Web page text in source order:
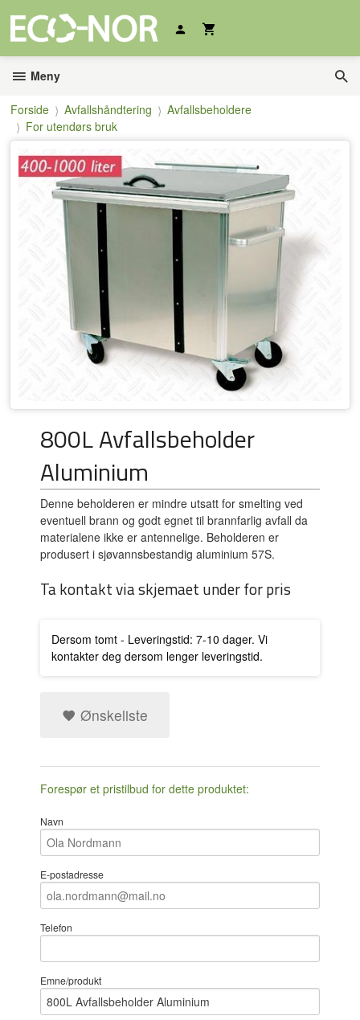
innholdet
Meny
Forside Avfallshåndtering
Avfallsbeholdere
For utendørs bruk
800L Avfallsbeholder
Aluminium
Denne beholderen er mindre utsatt for smelting ved
eventuell brann og godt egnet til brannfarlig avfall da
materialene ikke er antennelige. Beholderen er
produsert i sjøvannsbestandig aluminium 57S.
Ta kontakt via skjemaet under for pris
Dersom tomt - Leveringstid: 7-10 dager. Vi
kontakter deg dersom lenger leveringstid.
Ønskeliste
Forespør et pristilbud for dette produktet:
Navn
E-postadresse
Telefon
Emne/produkt